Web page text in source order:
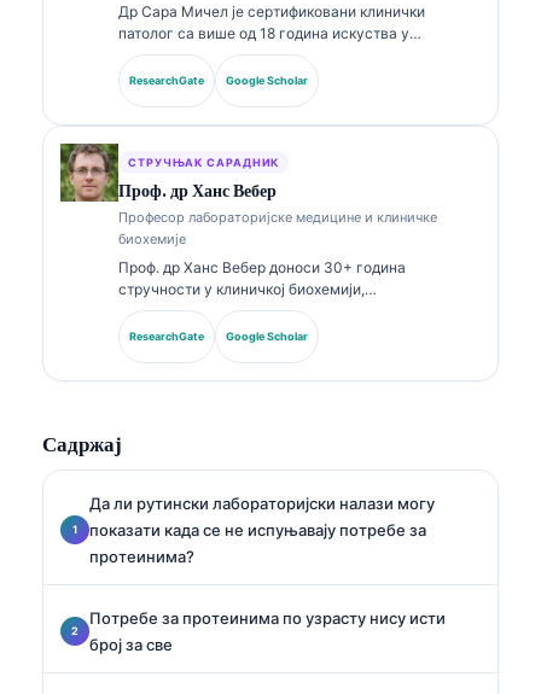
Др Сара Мичел је сертификовани клинички
патолог са више од 18 година искуства у
лабораторијској медицини и дијагностичкој
анализи. Поседује специјалистичке сертификате
из клиничке хемије и опширно је објављивала
ResearchGate Google Scholar
СТРУЧЊАК САРАДНИК
Проф. др Ханс Вебер
Професор лабораторијске медицине и клиничке
биохемије
Проф. др Ханс Вебер доноси 30+ година
стручности у клиничкој биохемији,
лабораторијској медицини и истраживању
биомаркера. Бивши председник Немачког
друштва за клиничку хемију, специјализован је за
ResearchGate Google Scholar
Садржај
Да ли рутински лабораторијски налази могу
показати када се не испуњавају потребе за
протеинима?
Потребе за протеинима по узрасту нису исти
број за све